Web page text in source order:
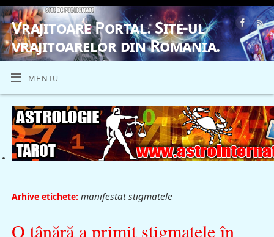
Vrajitoare Portal. Site-ul
vrajitoarelor din Romania.
VRAJITOARE, VRAJITOARELE, VRAJITOARE
MENIU
Arhive etichete: manifestat stigmatele
O tânără a primit stigmatele în